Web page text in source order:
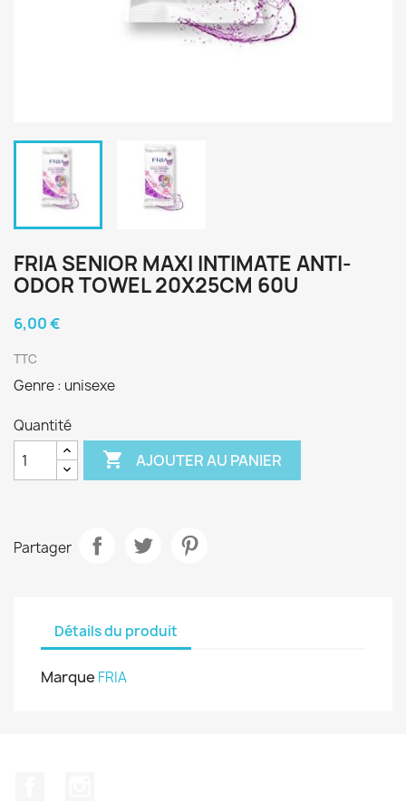
FRIA SENIOR MAXI INTIMATE ANTI-
ODOR TOWEL 20X25CM 60U
6,00 €
TTC
Genre : unisexe
Quantité
 AJOUTER AU PANIER
Partager
Détails du produit
Marque FRIA